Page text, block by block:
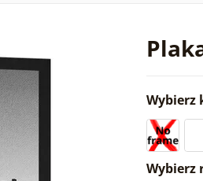
Wybierz
Wybierz